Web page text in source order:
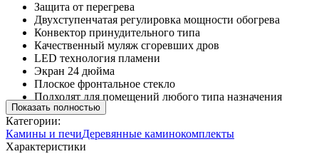
Защита от перегрева
Двухступенчатая регулировка мощности обогрева
Конвектор принудительного типа
Качественный муляж сгоревших дров
LED технология пламени
Экран 24 дюйма
Плоское фронтальное стекло
Подходят для помещений любого типа назначения
Показать полностью
Категории:
Камины и печиДеревянные каминокомплекты
Характеристики